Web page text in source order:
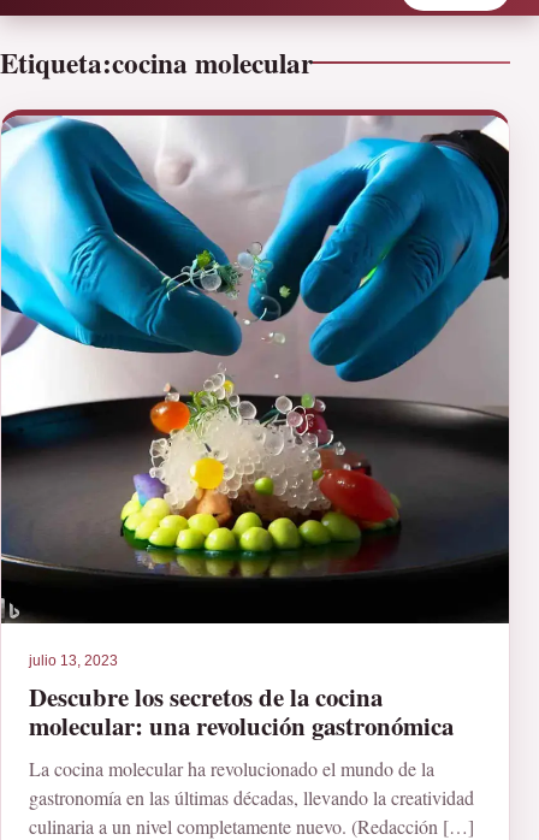
Etiqueta:cocina molecular
julio 13, 2023
Descubre los secretos de la cocina
molecular: una revolución gastronómica
La cocina molecular ha revolucionado el mundo de la
gastronomía en las últimas décadas, llevando la creatividad
culinaria a un nivel completamente nuevo. (Redacción […]